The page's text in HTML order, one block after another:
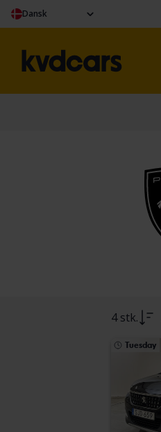
Dansk
4 stk.
Tuesday